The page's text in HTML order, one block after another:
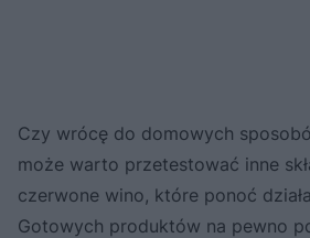
Czy wrócę do domowych
może warto przetestować inne
czerwone wino, które ponoć
Gotowych produktów na pewno